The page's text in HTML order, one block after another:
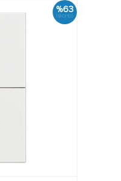
%63
İskonto